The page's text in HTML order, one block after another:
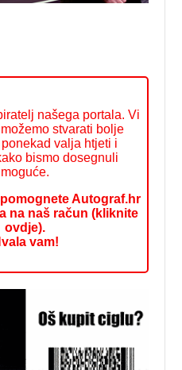
našega portala. Vi
stvarati bolje
valja htjeti i
bismo dosegnuli
moguće.
Autograf.hr
na naš račun (kliknite
ovdje).
vam!